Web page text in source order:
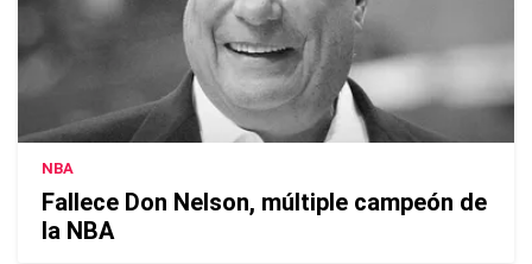
NBA
Fallece Don Nelson, múltiple campeón de
la NBA